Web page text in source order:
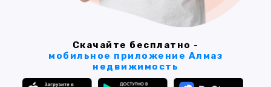
Скачайте бесплатно -
мобильное приложение Алмаз
недвижимость